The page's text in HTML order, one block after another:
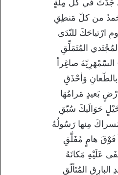
من كلّ مَنطِقِ
ارْتياحَكَ للنّدَى
المُتَمَلِّقِ
السّمْهَرِيّةَ صاغِراً
وَأحْذَقِ
بَعيدٍ مَرامُهَا
حَوَالَيكَ سُبّقِ
مِنها رَسُولُهُ
فَوْقَ هامٍ مُفَلَّقِ
عَلَيْهِ مَكانَهُ
البارِقِ المُتَألّقِ